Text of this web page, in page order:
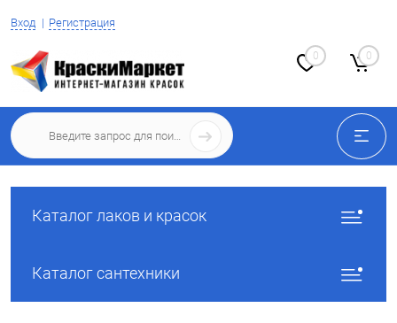
Вход Регистрация
0 0
Каталог лаков и красок
Каталог сантехники